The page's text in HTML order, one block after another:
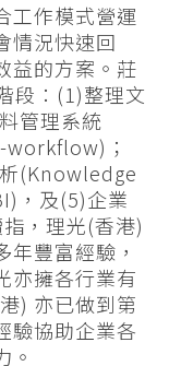
工作模式營運
情況快速回
益的方案。莊
段：(1)整理文
管理系統
workflow)；
(Knowledge
，及(5)企業
，理光(香港)
豐富經驗，
亦擁各行業有
) 亦已做到第
驗協助企業各
。